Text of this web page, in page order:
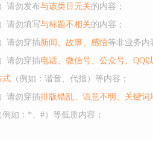
）请勿发布与该类目无关的内容；
）请勿填写与标题不相关的内容；
）请勿穿插新闻、故事、感悟等非业务内
）请勿穿插电话、微信号、公众号、QQ
式 （例如：谐音、代指）等内容；
）请勿穿插排版错乱、语意不明、关键词
例如：*、#）等低质内容；